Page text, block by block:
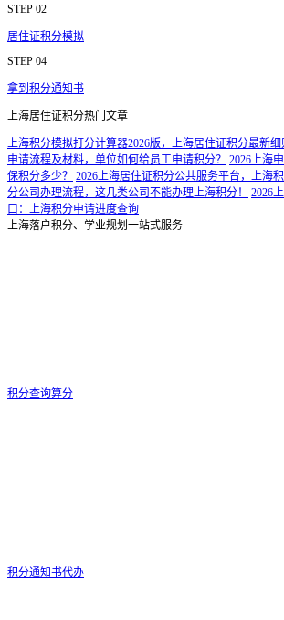
STEP 02
居住证积分模拟
STEP 04
拿到积分通知书
上海居住证积分热门文章
上海积分模拟打分计算器2026版，上海居住证积分最新细
申请流程及材料，单位如何给员工申请积分？
2026上海
保积分多少？
2026上海居住证积分公共服务平台，上海
分公司办理流程，这几类公司不能办理上海积分！
2026
口：上海积分申请进度查询
上海落户积分、学业规划一站式服务
积分查询算分
积分通知书代办